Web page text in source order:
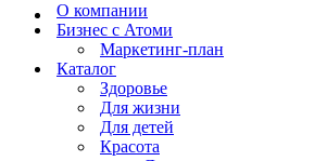
О компании
Бизнес с Атоми
Маркетинг-план
Каталог
Здоровье
Для жизни
Для детей
Красота